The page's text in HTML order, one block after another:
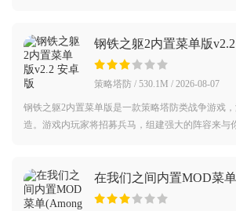
钢铁之躯2内置菜单版
策略塔防 / 530.1M / 2026-08-07
钢铁之躯2内置菜单版是一款策略塔防类战争游戏
造。游戏内玩家将招募兵马，组建强大的阵容来与
在我们之间内置MOD菜
Us)v2023.2.9 安卓版